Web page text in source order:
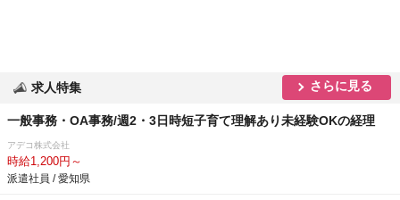
求人特集 さらに見る
一般事務・OA事務/週2・3日時短子育て理解あり未経験OKの経理
アデコ株式会社
時給1,200円～
派遣社員 / 愛知県